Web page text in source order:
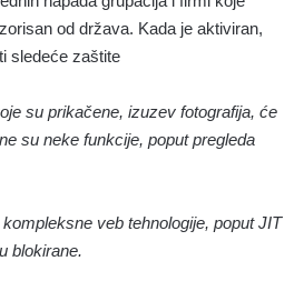
od država. Kada je aktiviran,
sledeće zaštite
su prikačene, izuzev fotografija, će
su neke funkcije, poput pregleda
veb tehnologije, poput JIT
blokirane.